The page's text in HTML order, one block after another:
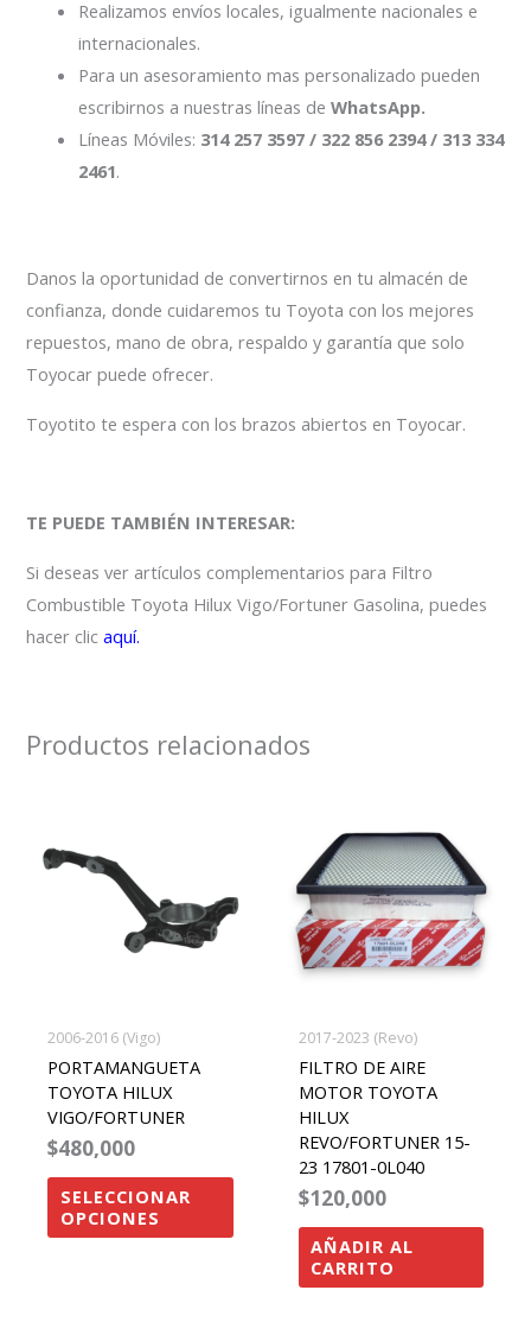
Realizamos envíos locales, igualmente nacionales e
internacionales.
Para un asesoramiento mas personalizado pueden
escribirnos a nuestras líneas deWhatsApp.
Líneas Móviles: 314 257 3597 / 322 856 2394 / 313 334
2461.
Danos la oportunidad de convertirnos en tu almacén de
confianza, donde cuidaremos tu Toyota con los mejores
repuestos, mano de obra, respaldo y garantía que solo
Toyocar puede ofrecer.
Toyotito te espera con los brazos abiertos en Toyocar.
TE PUEDE TAMBIÉN INTERESAR:
Si deseas ver artículos complementarios para Filtro
Combustible Toyota Hilux Vigo/Fortuner Gasolina, puedes
hacer clicaquí.
Productos relacionados
2006-2016 (Vigo)
PORTAMANGUETA
TOYOTA HILUX
VIGO/FORTUNER
$480,000
SELECCIONAR
OPCIONES
múltiples
variantes.
página
2017-2023 (Revo)
FILTRO DE AIRE
MOTOR TOYOTA
HILUX
REVO/FORTUNER 15-
23 17801-0L040
$120,000
AÑADIR AL
CARRITO